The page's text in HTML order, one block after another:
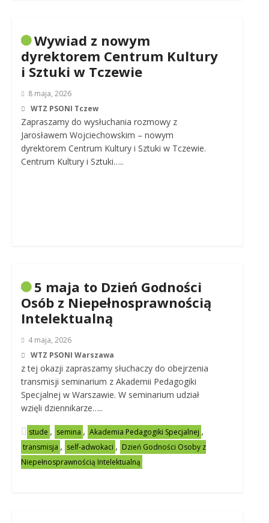
Wywiad z nowym
dyrektorem Centrum Kultury
i Sztuki w Tczewie
8 maja, 2026
WTZ PSONI Tczew
Zapraszamy do wysłuchania rozmowy z
Jarosławem Wojciechowskim – nowym
dyrektorem Centrum Kultury i Sztuki w Tczewie.
Centrum Kultury i Sztuki…..
5 maja to Dzień Godności
Osób z Niepełnosprawnością
Intelektualną
4 maja, 2026
WTZ PSONI Warszawa
z tej okazji zapraszamy słuchaczy do obejrzenia
transmisji seminarium z Akademii Pedagogiki
Specjalnej w Warszawie. W seminarium udział
wzięli dziennikarze…..
stude , semina , Akademia Pedagogiki Specjalnej ,
transmisja , self-adwokaci , Dzień Godności Osoby z
Niepełnosprawnością Intelektualną